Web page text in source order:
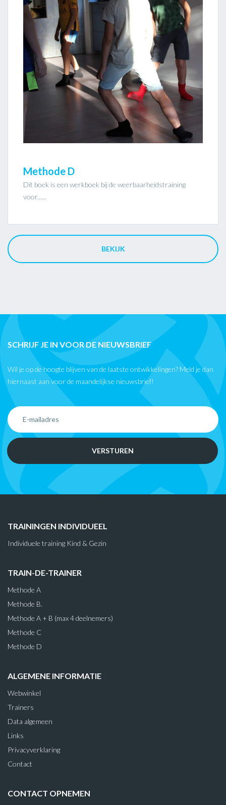
Methode D
Dit boek is een werkboek bij de weerbaarheidstraining
voor......
BEKIJK
SCHRIJF JE IN VOOR DE NIEUWSBRIEF
Wil je op de hoogte blijven van de laatste ontwikkelingen? Meld je dan
hiernaast aan voor de maandelijkse nieuwsbrief!
TRAININGEN INDIVIDUEEL
Individuele training Kind & Gezin
TRAIN-DE-TRAINER
Methode A
Methode B.
Methode A + B (max 4 deelnemers)
Methode C
Methode D
ALGEMENE INFORMATIE
Webwinkel
Trainers
Data algemeen
Links
Privacyverklaring
Contact
CONTACT OPNEMEN